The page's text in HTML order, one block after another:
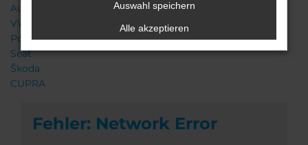
Audi
VW
Porsche
Seat
Škoda
CUPRA
Fehler: Network Error
Auswahl speichern
Alle akzeptieren